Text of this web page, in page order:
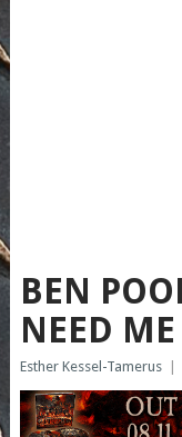
BEN
NEED ME
Esther Kessel-Tamerus